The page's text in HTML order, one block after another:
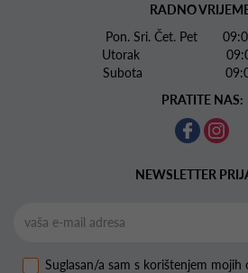
RADNO
Pon. Sri. Čet. Pet
Utorak 09:00 -
Subota 09:00 -
PRATITE NAS:
NEWSLETTER
Suglasan/a sam s korištenjem mojih